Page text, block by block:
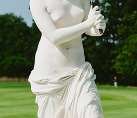
d'ateliers